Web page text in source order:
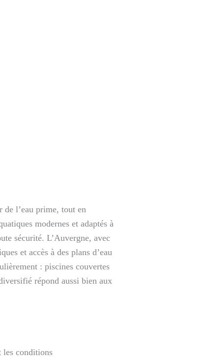
de l’eau prime, tout en
modernes et adaptés à
sécurité. L’Auvergne, avec
et accès à des plans d’eau
: piscines couvertes
répond aussi bien aux
les conditions